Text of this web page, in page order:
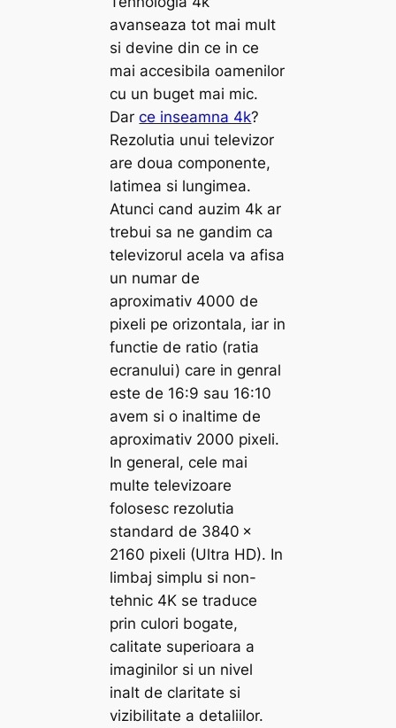
avanseaza tot mai mult
si devine din ce in ce
mai accesibila oamenilor
cu un buget mai mic.
Darce inseamna 4k?
Rezolutia unui televizor
are doua componente,
latimea si lungimea.
Atunci cand auzim 4k ar
trebui sa ne gandim ca
televizorul acela va afisa
un numar de
aproximativ 4000 de
pixeli pe orizontala, iar in
functie de ratio (ratia
ecranului) care in genral
este de 16:9 sau 16:10
avem si o inaltime de
aproximativ 2000 pixeli.
In general, cele mai
multe televizoare
folosesc rezolutia
standard de 3840 ×
2160 pixeli (Ultra HD). In
limbaj simplu si non-
tehnic 4K se traduce
prin culori bogate,
calitate superioara a
imaginilor si un nivel
inalt de claritate si
vizibilitate a detaliilor.